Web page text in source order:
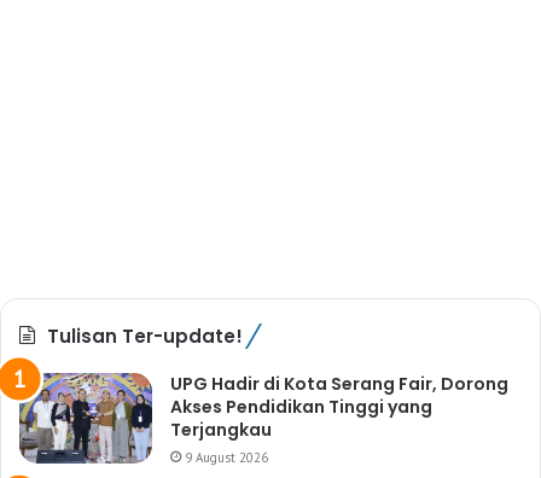
Tulisan Ter-update!
UPG Hadir di Kota Serang Fair, Dorong
Akses Pendidikan Tinggi yang
Terjangkau
9 August 2026